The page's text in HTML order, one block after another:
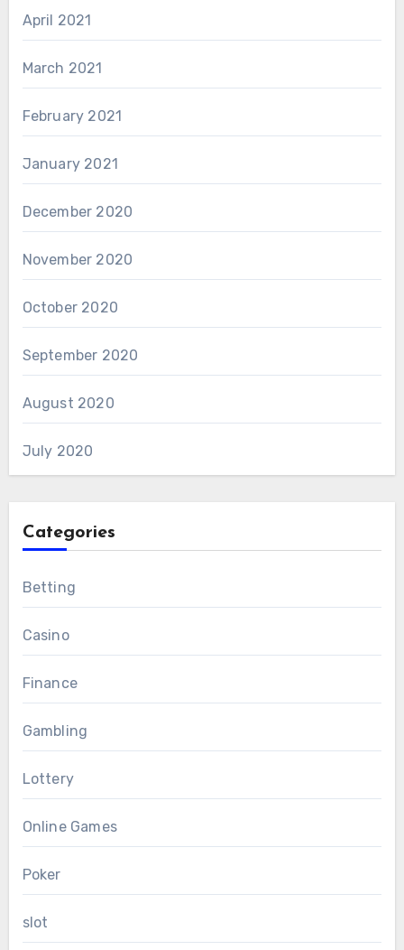
April 2021
March 2021
February 2021
January 2021
December 2020
November 2020
October 2020
September 2020
August 2020
July 2020
Categories
Betting
Casino
Finance
Gambling
Lottery
Online Games
Poker
slot